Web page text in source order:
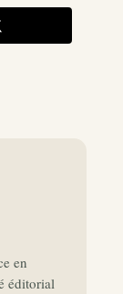
en
éditorial